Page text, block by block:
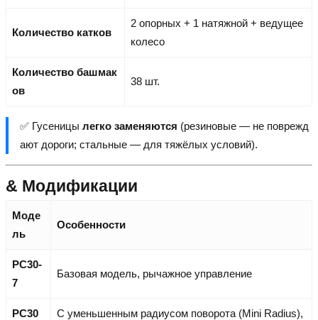
Количество катков
2 опорных + 1 натяжной + ведущее
колесо
Количество башмак
ов
38 шт.
✅ Гусеницы легко заменяются (резиновые — не поврежд
ают дороги; стальные — для тяжёлых условий).
& Модификации
Моде
ль
Особенности
PC30-
7
Базовая модель, рычажное управление
PC30
С уменьшенным радиусом поворота (Mini Radius),